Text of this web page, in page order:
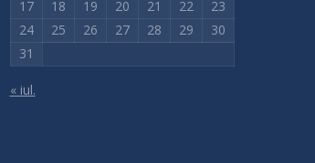
17
18 19 20 21 22
23
24
25 26 27 28 29
30
31
« iul.